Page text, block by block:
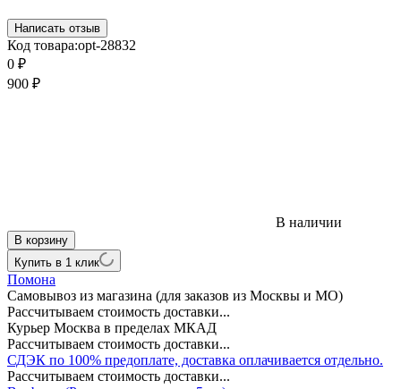
Написать отзыв
Код товара:opt-28832
0 ₽
900 ₽
В наличии
В корзину
Купить в 1 клик
Помона
Самовывоз из магазина (для заказов из Москвы и МО)
Рассчитываем стоимость доставки...
Курьер Москва в пределах МКАД
Рассчитываем стоимость доставки...
СДЭК по 100% предоплате, доставка оплачивается отдельно.
Рассчитываем стоимость доставки...